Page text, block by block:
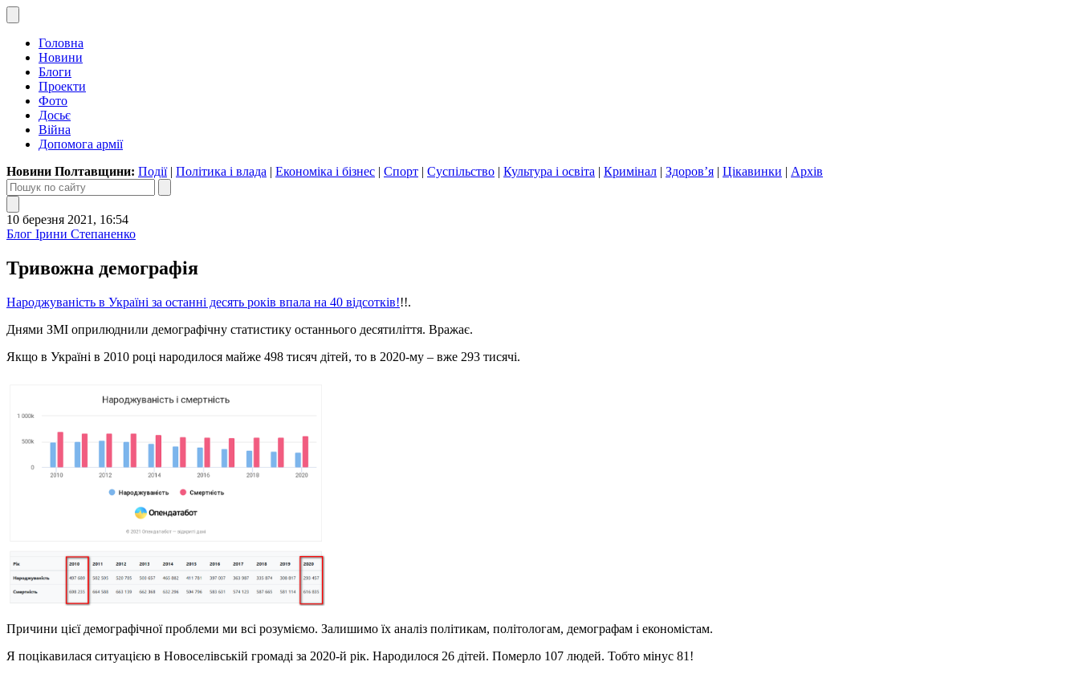
Головна
Новини
Блоги
Проекти
Фото
Досьє
Війна
Допомога армії
Новини Полтавщини: Події| Політика і влада | Економіка і бізнес | Спорт | Суспільство | Культура і освіта | Кримінал | Здоров’я | Цікавинки | Архів
10 березня 2021, 16:54
Блог Ірини Степаненко
Тривожна демографія
Народжуваність в Україні за останні десять років впала на 40 відсотків!!!.
Днями ЗМІ оприлюднили демографічну статистику останнього десятиліття. Вражає.
Якщо в Україні в 2010 році народилося майже 498 тисяч дітей, то в 2020-му – вже 293 тисячі.
Причини цієї демографічної проблеми ми всі розуміємо. Залишимо їх аналіз політикам, політологам, демографам і економістам.
Я поцікавилася ситуацією в Новоселівській громаді за 2020-й рік. Народилося 26 дітей. Померло 107 людей. Тобто мінус 81!